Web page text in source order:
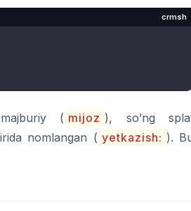
crmsh
( mijoz ), so’ng
nomlangan ( yetkazish: ).